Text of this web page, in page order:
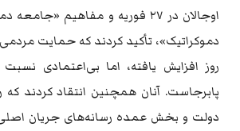
اوجالان در ۲۷ فوریه و مفاهیم
دموکراتیک»، تأکید کردند که حمایت
روز افزایش یافته، اما بی‌اعتمادی
پابرجاست. آنان همچنین انتقاد کردند که
دولت و بخش عمده رسانه‌های جریان